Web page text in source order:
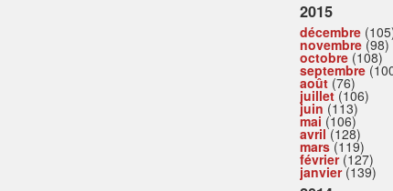
2015
décembre
novembre (98)
octobre (108)
septembre
août (76)
juillet(106)
juin (113)
mai (106)
avril(128)
mars(119)
février(127)
janvier(139)